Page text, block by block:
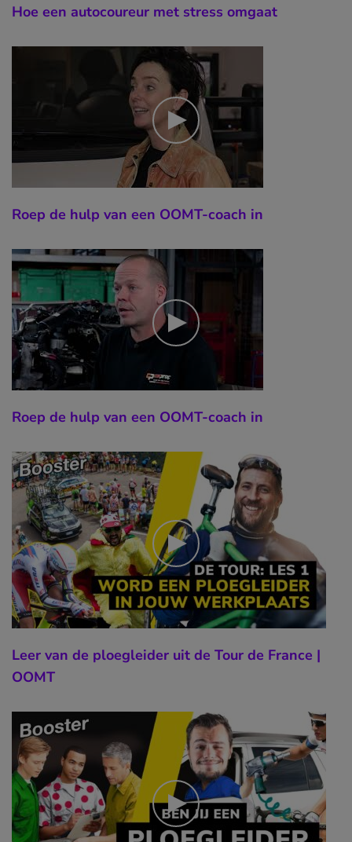
Hoe een autocoureur met stress omgaat
Roep de hulp van een OOMT-coach in
Roep de hulp van een OOMT-coach in
Leer van de ploegleider uit de Tour de France |
OOMT